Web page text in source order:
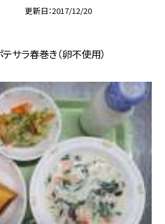
更新日 2017/12/20
サラ春巻き（卵不使用）